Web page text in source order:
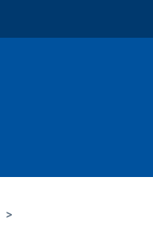
>